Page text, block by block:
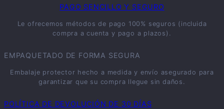
PAGO SENCILLO Y SEGURO
Le ofrecemos métodos de pago 100% seguros (incluida
compra a cuenta y pago a plazos).
EMPAQUETADO DE FORMA SEGURA
Embalaje protector hecho a medida y envío asegurado para
garantizar que su compra llegue sin daños.
POLÍTICA DE DEVOLUCIÓN DE 30 DÍAS